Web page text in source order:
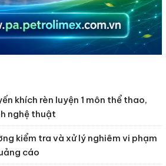
khích rèn luyện 1 môn thể thao,
nghệ thuật
kiểm tra và xử lý nghiêm vi phạm
cáo